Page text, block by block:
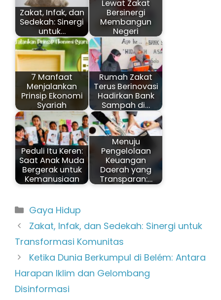
Zakat, Infak, dan
Sedekah: Sinergi
untuk…
Lewat Zakat
Bersinergi
Membangun
Negeri
7 Manfaat
Menjalankan
Prinsip Ekonomi
Syariah
Rumah Zakat
Terus Berinovasi
Hadirkan Bank
Sampah di…
Peduli Itu Keren:
Saat Anak Muda
Bergerak untuk
Kemanusiaan
Menuju
Pengelolaan
Keuangan
Daerah yang
Transparan:…
Kategori
Gaya Hidup
Zakat, Infak, dan Sedekah: Sinergi untuk
Transformasi Komunitas
Ketika Dunia Berkumpul di Belém: Antara
Harapan Iklim dan Gelombang
Disinformasi